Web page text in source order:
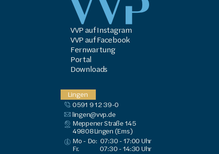
VVP auf Instagram
VVP auf Facebook
Fernwartung
Portal
Downloads
Lingen
0591 9 12 39-0
lingen@vvp.de
Meppener Straße 145
49808Lingen (Ems)
Mo - Do: 07:30 - 17:00 Uhr
Fr.
07:30 - 14:30 Uhr